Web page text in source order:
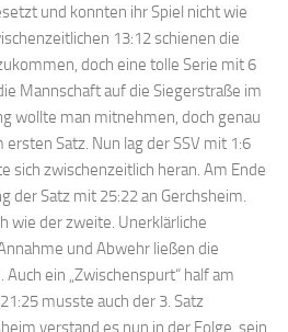
und konnten ihr Spiel nicht wie
13:12 schienen die
doch eine tolle Serie mit 6
Mannschaft auf die Siegerstraße im
wollte man mitnehmen, doch genau
Satz. Nun lag der SSV mit 1:6
sich zwischenzeitlich heran. Am Ende
der Satz mit 25:22 an Gerchsheim.
wie der zweite. Unerklärliche
und Abwehr ließen die
ein „Zwischenspurt“ half am
musste auch der 3. Satz
verstand es nun in der Folge, sein